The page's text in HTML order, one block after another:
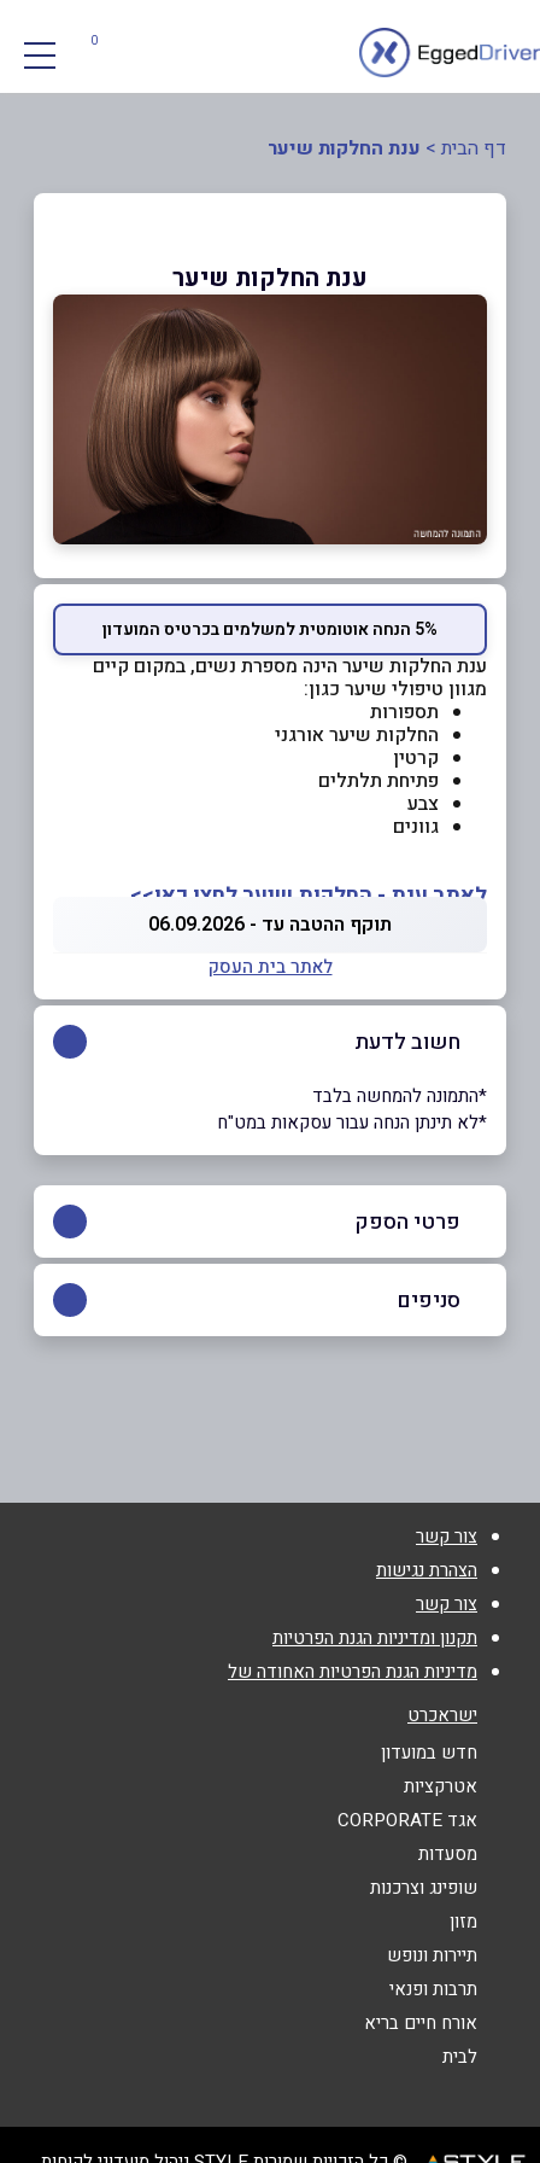
0
דף הבית > ענת החלקות שיער
ענת החלקות שיער
5% הנחה אוטומטית למשלמים בכרטיס המועדון
ענת החלקות שיער הינה מספרת נשים, במקום קיים
מגוון טיפולי שיער כגון:
תספורות
החלקות שיער אורגני
קרטין
פתיחת תלתלים
צבע
גוונים
לאתר ענת - החלקות שיער לחצו כאן>>
תוקף ההטבה עד - 06.09.2026
לאתר בית העסק
חשוב לדעת
*התמונה להמחשה בלבד
*לא תינתן הנחה עבור עסקאות במט"ח
פרטי הספק
באתר
טלפון*
אנא חזרו אלי בקשר ל...
הודעה
סניפים
צור קשר
הצהרת נגישות
צור קשר
תקנון ומדיניות הגנת הפרטיות
מדיניות הגנת הפרטיות האחודה של
ישראכרט
חדש במועדון
אטרקציות
אגד CORPORATE
מסעדות
שופינג וצרכנות
מזון
תיירות ונופש
תרבות ופנאי
אורח חיים בריא
לבית